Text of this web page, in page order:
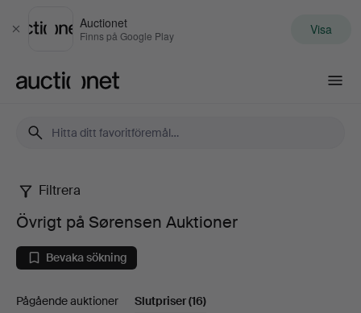
Stäng
Auctionet
Finns på Google Play Visa
Övrigt
på
Sørensen
Filtrera
Övrigt på Sørensen Auktioner
Bevaka sökning
Pågående auktioner Slutpriser(16)